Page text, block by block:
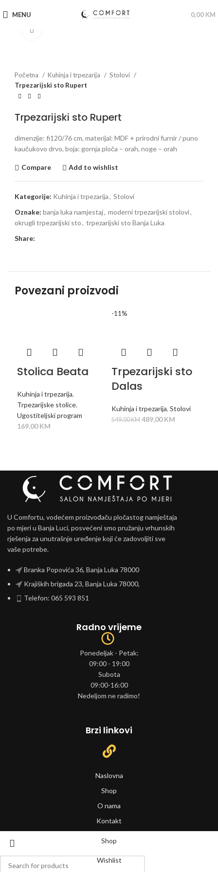
MENU 0,00 KM
Početna Kuhinja i trpezarija
Stolovi
Trpezarijski sto Rupert
Trpezarijski sto Rupert
dimenzije: fi120/76 cm, materijal: MDF + prirodni furnir / puno
kaučukovo drvo, boja: gornja ploča – orah, noge – orah
Compare Add to wishlist
Kategorije: Kuhinja i trpezarija, Stolovi
Oznake: banja luka namjestaj, moderni trpezarijski stolovi,
okrugli trpezarijski sto, trpezarijski sto Banja Luka
Share:
Povezani proizvodi
Stolica Beata
Kuhinja i trpezarija,
Trpezarijske stolice,
Ugostiteljski program
169,00KM
-11%
Trpezarijski sto
Dalas
Kuhinja i trpezarija, Stolovi
549,00KM 489,00KM
U Comfortu, vodećem proizvođaču pločastog namještaja
po mjeri u Banja Luci, posvećeni smo pružanju vrhunskih
rješenja za unutrašnje uređenje koji će zadovoljiti sve
vaše potrebe.
Branka Popovića 36, Banja Luka 78000
Krajiških brigada 23, Banja Luka 78000,
Telefon: 065 593 851
Radno vrijeme
Ponedeljak - Petak:
09:00 - 19:00
Subota
09:00-16:00
Nedeljom ne radimo!
Brzi linkovi
Naslovna
Shop
O nama
Kontakt
Shop
Wishlist